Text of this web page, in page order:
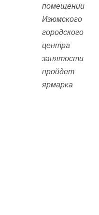
помещении
Изюмского
городского
центра
занятости
пройдет
ярмарка